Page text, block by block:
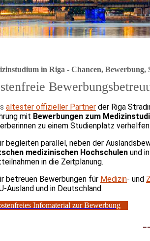
in Riga - Chancen, Bewerbung,
ältester offizieller Partner der Riga
mit Bewerbungen zum
zu einem Studienplatz verhelfen.
begleiten parallel, neben der
medizinischen Hochschulen und
in die Zeitplanung.
betreuen Bewerbungen für Medizin- und
Ausland und in Deutschland.
Infomaterial zur Bewerbung